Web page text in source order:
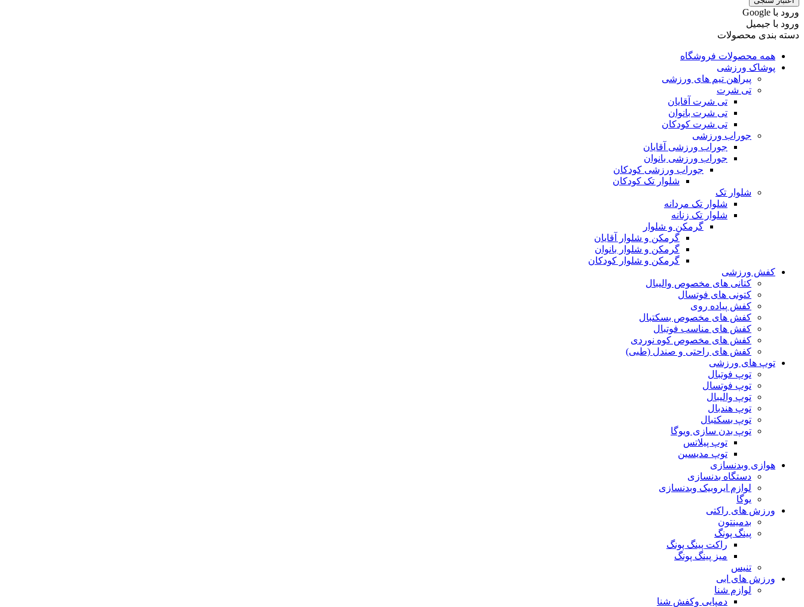
ورود با ‫Google
ورود با جیمیل
دسته بندی محصولات
همه محصولات فروشگاه
پوشاک ورزشی
پیراهن تیم های ورزشی
تی شرت
تی شرت آقایان
تی شرت بانوان
تی شرت کودکان
جوراب ورزشی
جوراب ورزشی آقایان
جوراب ورزشی بانوان
جوراب ورزشی کودکان
شلوار تک کودکان
شلوار تک
شلوار تک مردانه
شلوار تک زنانه
گرمکن و شلوار
گرمکن و شلوار آقایان
گرمکن و شلوار بانوان
گرمکن و شلوار کودکان
کفش ورزشی
کتانی های مخصوص والیبال
کتونی های فوتسال
کفش پیاده روی
کفش های مخصوص بسکتبال
کفش های مناسب فوتبال
کفش های مخصوص کوه نوردی
کفش های راحتی و صندل (طبی)
توپ های ورزشی
توپ فوتبال
توپ فوتسال
توپ والیبال
توپ هندبال
توپ بسکتبال
توپ بدن سازی ویوگا
توپ پیلاتس
توپ مدیسین
هوازی وبدنسازی
دستگاه بدنسازی
لوازم ایروبیک وبدنسازی
یوگا
ورزش های راکتی
بدمینتون
پینگ پونگ
راکت پینگ پونگ
میز پینگ پونگ
تنیس
ورزش های ابی
لوازم شنا
دمپایی وکفش شنا